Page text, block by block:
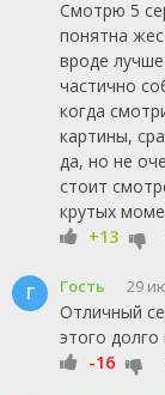
Смотрю 5
понятна
вроде
частично
когда
картины,
да, но не
стоит
крутых
+13
Г Гость 29
Отличный
этого
-16